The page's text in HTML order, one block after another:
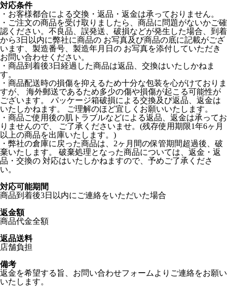
対応条件
・お客様都合による交換・返品・返金は承っておりません。
・ご注文の商品を受け取りましたら、商品に問題がないかご確
認ください。不良品、誤発送、破損などが発生した場合、到着
から3日以内に弊社に商品の お写真及び商品の底に記載がござ
います、製造番号、製造年月日の お写真を添付していただき
お問い合わせください。
・商品到着後3日経過した商品は返品、交換はいたしかねま
す。
・商品配送時の損傷を抑えるため十分な包装を心がけておりま
すが、 海外郵送であるため多少の傷や損傷が起こる可能性が
ございます。 パッケージ箱破損による交換及び返品、返金は
いたしかねます。 ご理解のほど宜しくお願いいたします。
・商品ご使用後の肌トラブルなどによる返品、返金は承ってお
りませんので、 ご了承くださいませ。(残存使用期限1年6ヶ月
以上の商品を出庫いたします。)
・弊社の倉庫に戻った商品は、2ヶ月間の保管期間超過後、破
棄いたします。 破棄処理となった商品については、返金・返
品・交換の 対応はいたしかねますので、予めご了承くださ
い。
対応可能期間
商品到着後3日以内にご連絡をいただいた場合
返金額
商品代金全額
返品送料
店舗負担
備考
返金を希望する旨、お問い合わせフォームよりご連絡をお願い
いたします。